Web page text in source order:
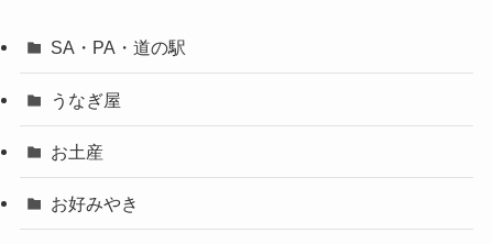
SA・PA・道の駅
うなぎ屋
お土産
お好みやき